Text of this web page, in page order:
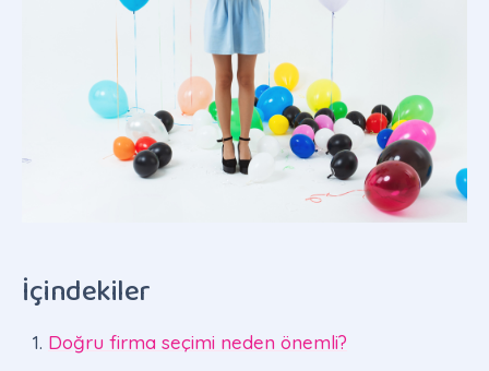
İçindekiler
Doğru firma seçimi neden önemli?